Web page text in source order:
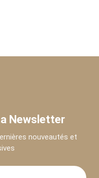
Newsletter
nouveautés et